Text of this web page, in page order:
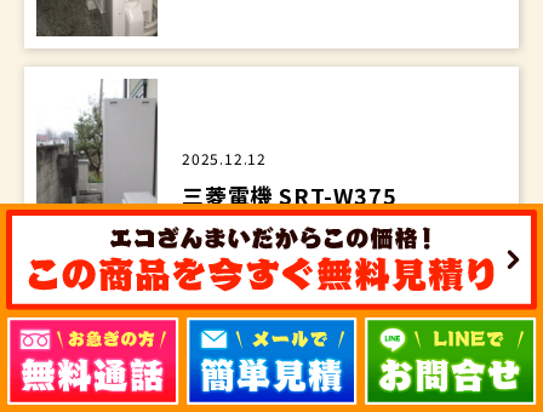
2025.12.12
三菱電機 SRT-W375
埼玉県 上福岡市 F様邸